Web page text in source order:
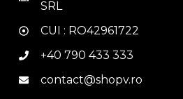
SRL
CUI : RO42961722
+40 790 433 333
contact@shopv.ro